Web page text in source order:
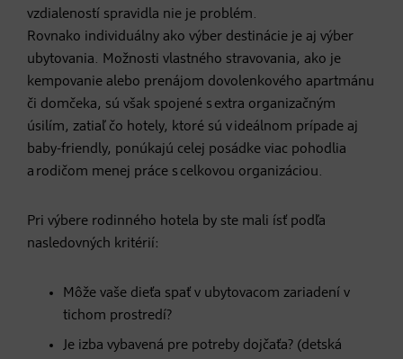
vzdialeností spravidla nie je problém.
Rovnako individuálny ako výber destinácie je aj výber
ubytovania. Možnosti vlastného stravovania, ako je
kempovanie alebo prenájom dovolenkového apartmánu
či domčeka, sú však spojené s extra organizačným
úsilím, zatiaľ čo hotely, ktoré sú v ideálnom prípade aj
baby-friendly, ponúkajú celej posádke viac pohodlia
a rodičom menej práce s celkovou organizáciou.
Pri výbere rodinného hotela by ste mali ísť podľa
nasledovných kritérií:
Môže vaše dieťa spať v ubytovacom zariadení v
tichom prostredí?
Je izba vybavená pre potreby dojčaťa? (detská